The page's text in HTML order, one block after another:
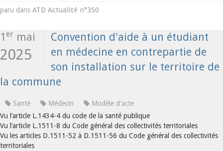
paru dans ATD Actualité n°350
1 er mai
2025
Convention d'aide à un étudiant
en médecine en contrepartie de
son installation sur le territoire de
la commune
Santé Médecin
Modèle d'acte
Vu l’article L.1434-4 du code de la santé publique
Vu l’article L.1511-8 du Code général des collectivités territoriales
Vu les articles D.1511-52 à D.1511-56 du Code général des collectivités
territoriales